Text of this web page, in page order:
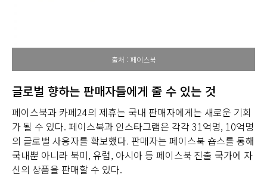
출처 : 페이스북
글로벌 향하는 판매자들에게 줄 수 있는 것
페이스북과 카페24의 제휴는 국내 판매자에게는 새로운 기회
가 될 수 있다. 페이스북과 인스타그램은 각각 31억명, 10억명
의 글로벌 사용자를 확보했다. 판매자는 페이스북 숍스를 통해
국내뿐 아니라 북미, 유럽, 아시아 등 페이스북 진출 국가에 자
신의 상품을 판매할 수 있다.